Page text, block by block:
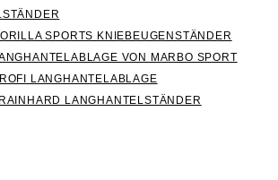
SPORTS KNIEBEUGENSTÄNDER
VON MARBO SPORT
LANGHANTELABLAGE
LANGHANTELSTÄNDER